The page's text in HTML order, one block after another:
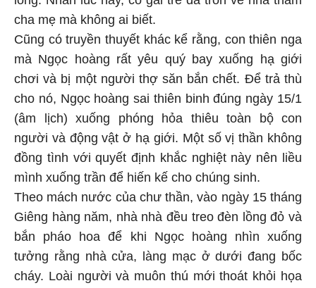
cha mẹ mà không ai biết.
Cũng có truyền thuyết khác kể rằng, con thiên nga
mà Ngọc hoàng rất yêu quý bay xuống hạ giới
chơi và bị một người thợ săn bắn chết. Để trả thù
cho nó, Ngọc hoàng sai thiên binh đúng ngày 15/1
(âm lịch) xuống phóng hỏa thiêu toàn bộ con
người và động vật ở hạ giới. Một số vị thần không
đồng tình với quyết định khắc nghiệt này nên liều
mình xuống trần để hiến kế cho chúng sinh.
Theo mách nước của chư thần, vào ngày 15 tháng
Giêng hàng năm, nhà nhà đều treo đèn lồng đỏ và
bắn pháo hoa để khi Ngọc hoàng nhìn xuống
tưởng rằng nhà cửa, làng mạc ở dưới đang bốc
cháy. Loài người và muôn thú mới thoát khỏi họa